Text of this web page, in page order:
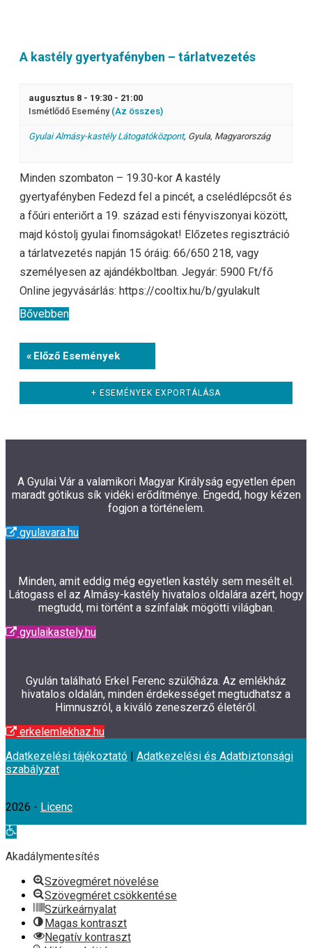
A kastély gyertyafényben – tárlatvezetés
augusztus 8 - 19:30 - 21:00
Ismétlődő Esemény (Az összes)
Gyulai Almásy-kastély Látogatóközpont, Gyula, Magyarország
Minden szombaton – 19.30-kor A kastély
gyertyafényben Fedezd fel a pincét, a cselédlépcsőt és
a főúri enteriőrt a 19. század esti fényviszonyai között,
majd kóstolj gyulai finomságokat! Előzetes regisztráció
a tárlatvezetés napján 15 óráig: 66/650 218, vagy
személyesen az ajándékboltban. Jegyár: 5900 Ft/fő
Online jegyvásárlás: https://cooltix.hu/b/gyulakult
Bővebben
Események
Navigation
« Előző Események
+ ESEMÉNYEK EXPORTÁLÁSA
A Gyulai Vár a valamikori Magyar Királyság egyetlen épen
maradt gótikus sík vidéki erődítménye. Engedd, hogy kézen
fogjon a történelem.
gyulavara.hu
Minden, amit eddig még egyetlen kastély sem mesélt el.
Látogass el az Almásy-kastély hivatalos oldalára azért, hogy
megtudd, mi történt a színfalak mögötti világban.
gyulaikastely.hu
Gyulán található Erkel Ferenc szülőháza. Az emlékház
hivatalos oldalán, minden érdekességet megtudhatsz a
Himnuszról, a kiváló zeneszerző életéről.
erkelemlekhaz.hu
Adatkezelési tájékoztató | Adatkezelési és Adatbiztonsági
szabályzat
2026 - Licenc
Eszköztár
Akadálymentesítés
Szövegméret növelése
Szövegméret csökkentése
Szürkeárnyalat
Magas kontraszt
Negatív kontraszt